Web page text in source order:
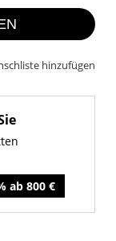
hinzufügen
ab 800 €